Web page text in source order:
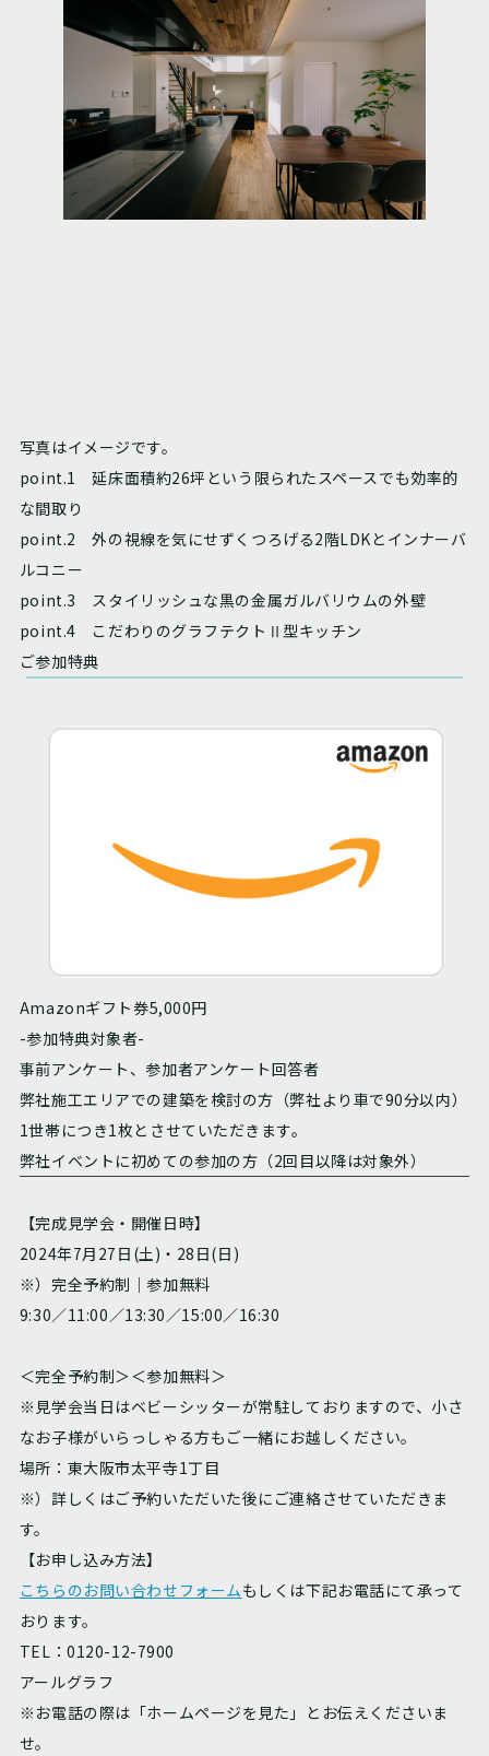
写真はイメージです。
point.1 延床面積約26坪という限られたスペースでも効率的
な間取り
point.2 外の視線を気にせずくつろげる2階LDKとインナーバ
ルコニー
point.3 スタイリッシュな黒の金属ガルバリウムの外壁
point.4 こだわりのグラフテクトⅡ型キッチン
ご参加特典
Amazonギフト券5,000円
-参加特典対象者-
事前アンケート、参加者アンケート回答者
弊社施工エリアでの建築を検討の方（弊社より車で90分以内）
1世帯につき1枚とさせていただきます。
弊社イベントに初めての参加の方（2回目以降は対象外）
【完成見学会・開催日時】
2024年7月27日(土)・28日(日)
※）完全予約制｜参加無料
9:30／11:00／13:30／15:00／16:30
＜完全予約制＞＜参加無料＞
※見学会当日はベビーシッターが常駐しておりますので、小さ
なお子様がいらっしゃる方もご一緒にお越しください。
場所：東大阪市太平寺1丁目
※）詳しくはご予約いただいた後にご連絡させていただきま
す。
【お申し込み方法】
こちらのお問い合わせフォームもしくは下記お電話にて承って
おります。
TEL：0120-12-7900
アールグラフ
※お電話の際は「ホームページを見た」とお伝えくださいま
せ。